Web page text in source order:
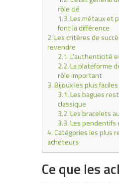
rôle clé
1.3.Les métaux et
font la différence
2.Les critères de
revendre
2.1.L’authenticité
2.2.La plateforme
rôle important
3.Bijoux les plus
3.1.Les bagues
classique
3.2.Les bracelets
3.3.Les pendentifs
4.Catégories les plus
acheteurs
Ce que les